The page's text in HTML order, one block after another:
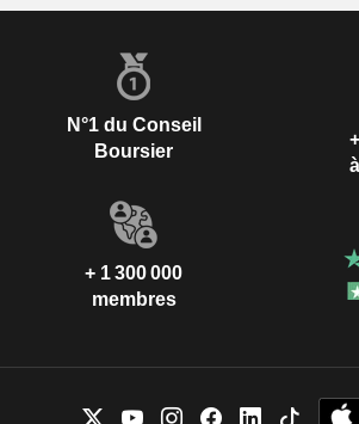
N°1 du Conseil
Boursier
+ 1 300 000
membres